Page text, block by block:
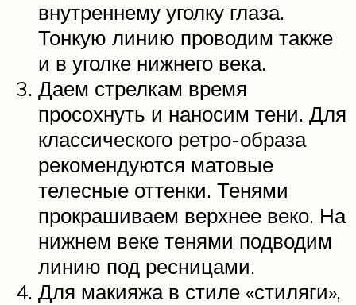
внутреннему уголку глаза.
Тонкую линию проводим также
и в уголке нижнего века.
Даем стрелкам время
просохнуть и наносим тени. Для
классического ретро-образа
рекомендуются матовые
телесные оттенки. Тенями
прокрашиваем верхнее веко. На
нижнем веке тенями подводим
линию под ресницами.
Для макияжа в стиле «стиляги»,